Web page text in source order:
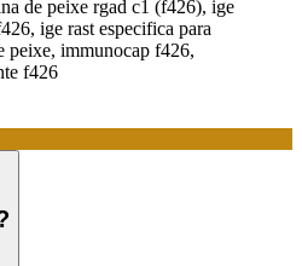
de peixe rgad c1 (f426), ige
ige rast especifica para
peixe, immunocap f426,
f426